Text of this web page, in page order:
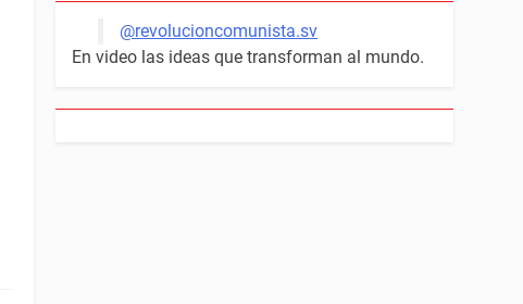
@revolucioncomunista.sv
En video las ideas que transforman al mundo.